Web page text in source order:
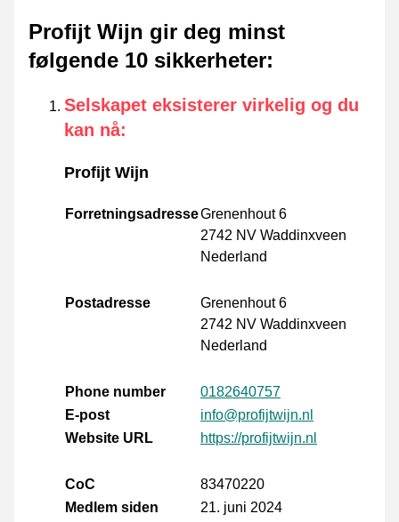
Profijt Wijn gir deg minst
følgende 10 sikkerheter:
Selskapet eksisterer virkelig og du
kan nå:
Profijt Wijn
ForretningsadresseGrenenhout 6
2742 NV Waddinxveen
Nederland
Postadresse
Grenenhout 6
2742 NV Waddinxveen
Nederland
Phone number
0182640757
E-post
info@profijtwijn.nl
Website URL
https://profijtwijn.nl
CoC
83470220
Medlem siden
21. juni 2024